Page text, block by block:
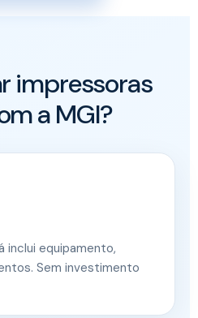
impressoras
a MGI?
inclui equipamento,
Sem investimento